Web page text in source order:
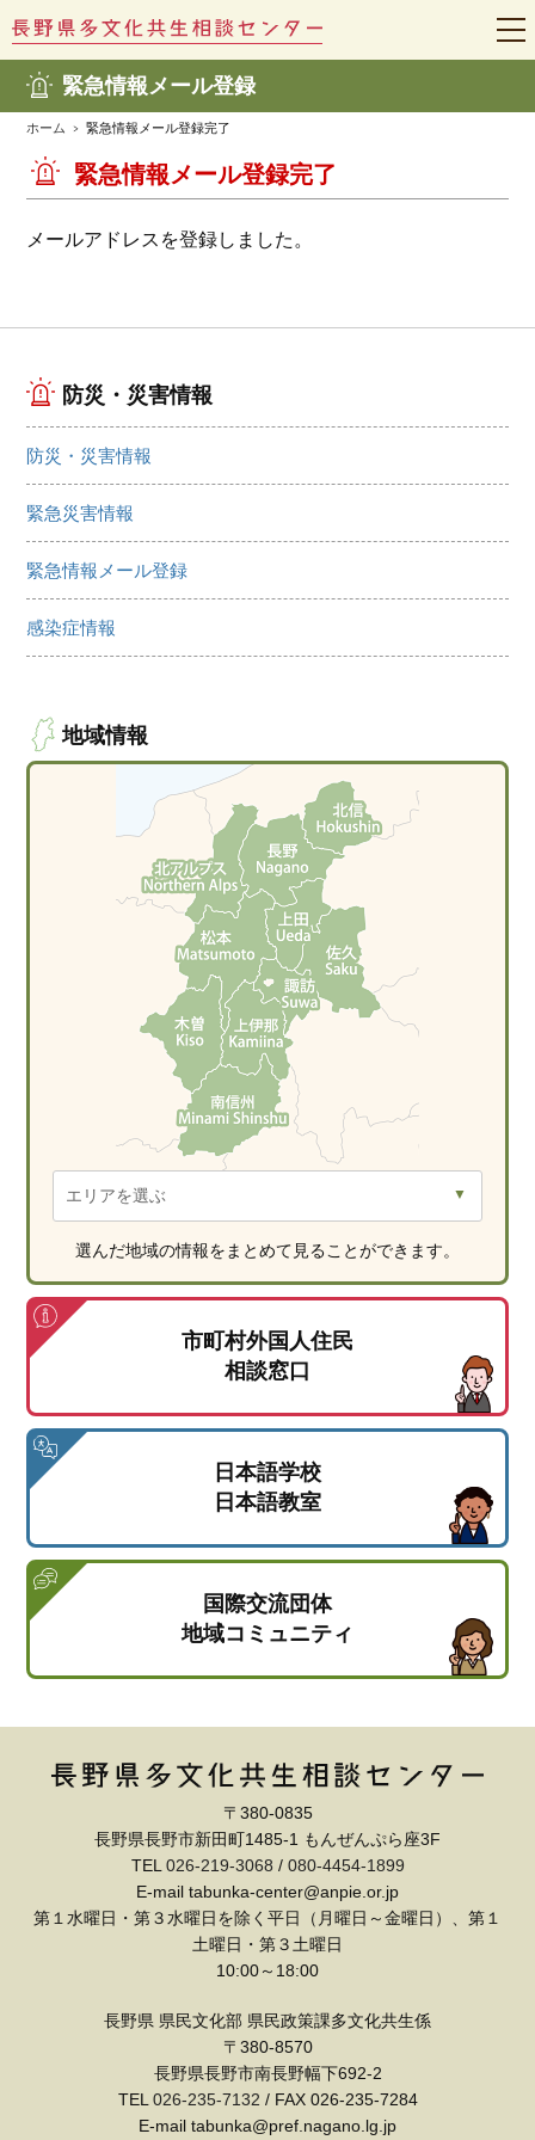
t
l
緊急情報メール登録
ホーム 緊急情報メール登録完了
緊急情報メール登録完了
メールアドレスを登録しました。
防災・災害情報
防災・災害情報
緊急災害情報
緊急情報メール登録
感染症情報
地域情報
選んだ地域の情報をまとめて見ることができます。
市町村外国人住民
相談窓口
日本語学校
日本語教室
国際交流団体
地域コミュニティ
〒380-0835
長野県長野市新田町1485-1 もんぜんぷら座3F
TEL026-219-3068 / 080-4454-1899
E-mail tabunka-center@anpie.or.jp
第１水曜日・第３水曜日を除く平日（月曜日～金曜日）、第１
土曜日・第３土曜日
10:00～18:00
長野県 県民文化部 県民政策課多文化共生係
〒380-8570
長野県長野市南長野幅下692-2
TEL026-235-7132 / FAX 026-235-7284
E-mail tabunka@pref.nagano.lg.jp